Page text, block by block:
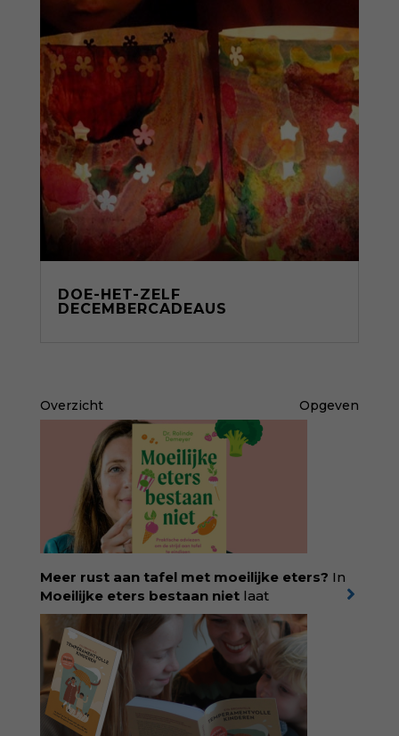
DOE-HET-ZELF
DECEMBERCADEAUS
Overzicht Opgeven
Meer rust aan tafel met moeilijke eters? In
Moeilijke eters bestaan niet laat
kinderdiëtist en lactatiekundigeRolinde
Demeyer
zien wat er schuilgaat achter
eetgedrag dat ouders zorgen baart. Met
aandacht voor ontwikkeling,
neurodivergentie en medische oorzaken
helpt ze hardnekkige misverstanden los te
laten en maakt ze van eten weer een